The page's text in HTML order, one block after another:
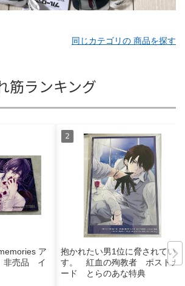
同じカテゴリの 商品を探す
筋ランキング
ア
非売品 イ
抱かれたい男1位に脅されていま
す。 紅血の殉教者 ポストカ
ード とらのあな特典